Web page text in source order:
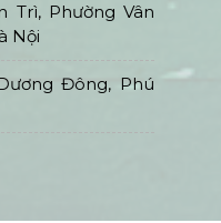
Trì, Phường Vân
Nội
Đông, Phú